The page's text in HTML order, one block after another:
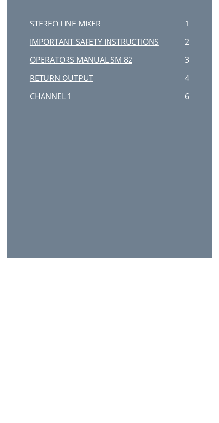
STEREO LINE MIXER
1
IMPORTANT SAFETY INSTRUCTIONS
2
OPERATORS MANUAL SM 82
3
RETURN OUTPUT
4
CHANNEL 1
6